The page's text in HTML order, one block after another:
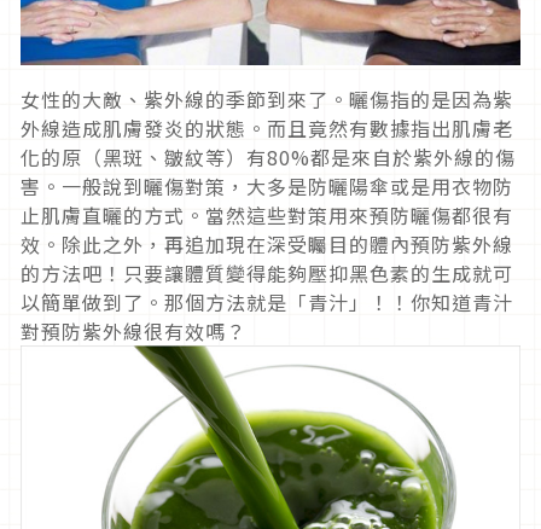
女性的大敵、紫外線的季節到來了。曬傷指的是因為紫
外線造成肌膚發炎的狀態。而且竟然有數據指出肌膚老
化的原（黑斑、皺紋等）有80%都是來自於紫外線的傷
害。一般說到曬傷對策，大多是防曬陽傘或是用衣物防
止肌膚直曬的方式。當然這些對策用來預防曬傷都很有
效。除此之外，再追加現在深受矚目的體內預防紫外線
的方法吧！只要讓體質變得能夠壓抑黑色素的生成就可
以簡單做到了。那個方法就是「青汁」！！你知道青汁
對預防紫外線很有效嗎？